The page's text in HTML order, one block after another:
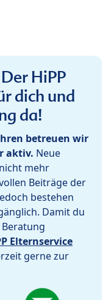
HiPP
dich und
da!
betreuen wir
aktiv. Neue
mehr
Beiträge der
bestehen
Damit du
Elternservice
gerne zur